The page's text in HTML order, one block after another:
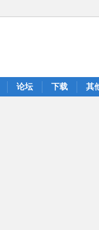
论坛 下载 其